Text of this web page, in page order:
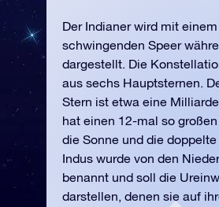
Der Indianer wird mit einem
schwingenden Speer
dargestellt. Die
aus sechs Hauptsternen.
Stern ist etwa eine
hat einen 12-mal so
die Sonne und die doppelte
Indus wurde von den
benannt und soll die
darstellen, denen sie auf